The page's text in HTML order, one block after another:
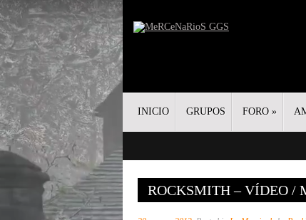
INICIO GRUPOS FORO »
ROCKSMITH – VÍDEO /